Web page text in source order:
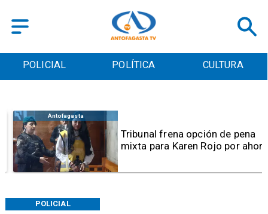
POLICIAL POLÍTICA CULTURA
POLICIAL
Antofagasta
Tribunal frena opción de pena
mixta para Karen Rojo por ahora